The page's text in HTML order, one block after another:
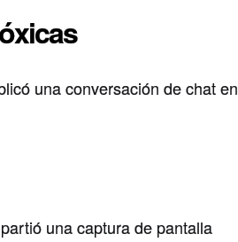
una conversación de chat en
una captura de pantalla